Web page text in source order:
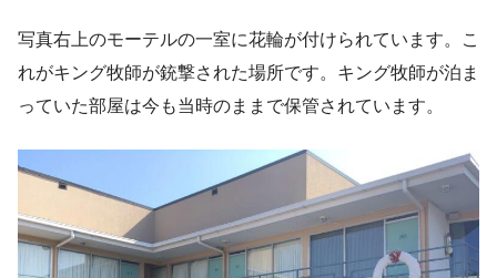
写真右上のモーテルの一室に花輪が付けられています。こ
れがキング牧師が銃撃された場所です。キング牧師が泊ま
っていた部屋は今も当時のままで保管されています。